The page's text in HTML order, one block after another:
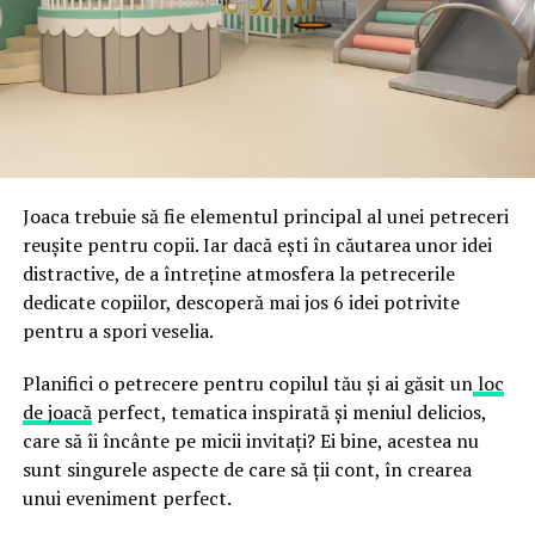
acestor decizii tehnice cu identitatea vizuală a unității,
astfel încât confortul și estetica să funcționeze
împreună, nu în tensiune una cu cealaltă, pe toată
durata de viață a amenajării, indiferent de câte sezoane
ceea ce crește riscul de email spoofing, phishing și
fraude care exploatează încrederea în brand.
Directoratul Național de Securitate Cibernetică (DNSC)
financiare. Instituția recomandă verificarea atentă a
sursei mesajelor și raportarea incidentelor la numărul
unic 1911.
Campaniile identificate în ultimele săptămâni folosesc
false de streaming, coduri QR malițioase și mesaje care
promit bilete, rambursări, premii sau acces gratuit la
meciuri. FBI a emis în luna mai un avertisment privind
site-urile care clonează platforma oficială prin
modificări minore ale denumirii domeniului, precum
Joaca trebuie să fie elementul principal al unei petreceri
reușite pentru copii. Iar dacă ești în căutarea unor idei
distractive, de a întreține atmosfera la petrecerile
dedicate copiilor, descoperă mai jos 6 idei potrivite
pentru a spori veselia.
Planifici o petrecere pentru copilul tău și ai găsit unloc
de joacăperfect, tematica inspirată și meniul delicios,
care să îi încânte pe micii invitați? Ei bine, acestea nu
sunt singurele aspecte de care să ții cont, în crearea
unui eveniment perfect.